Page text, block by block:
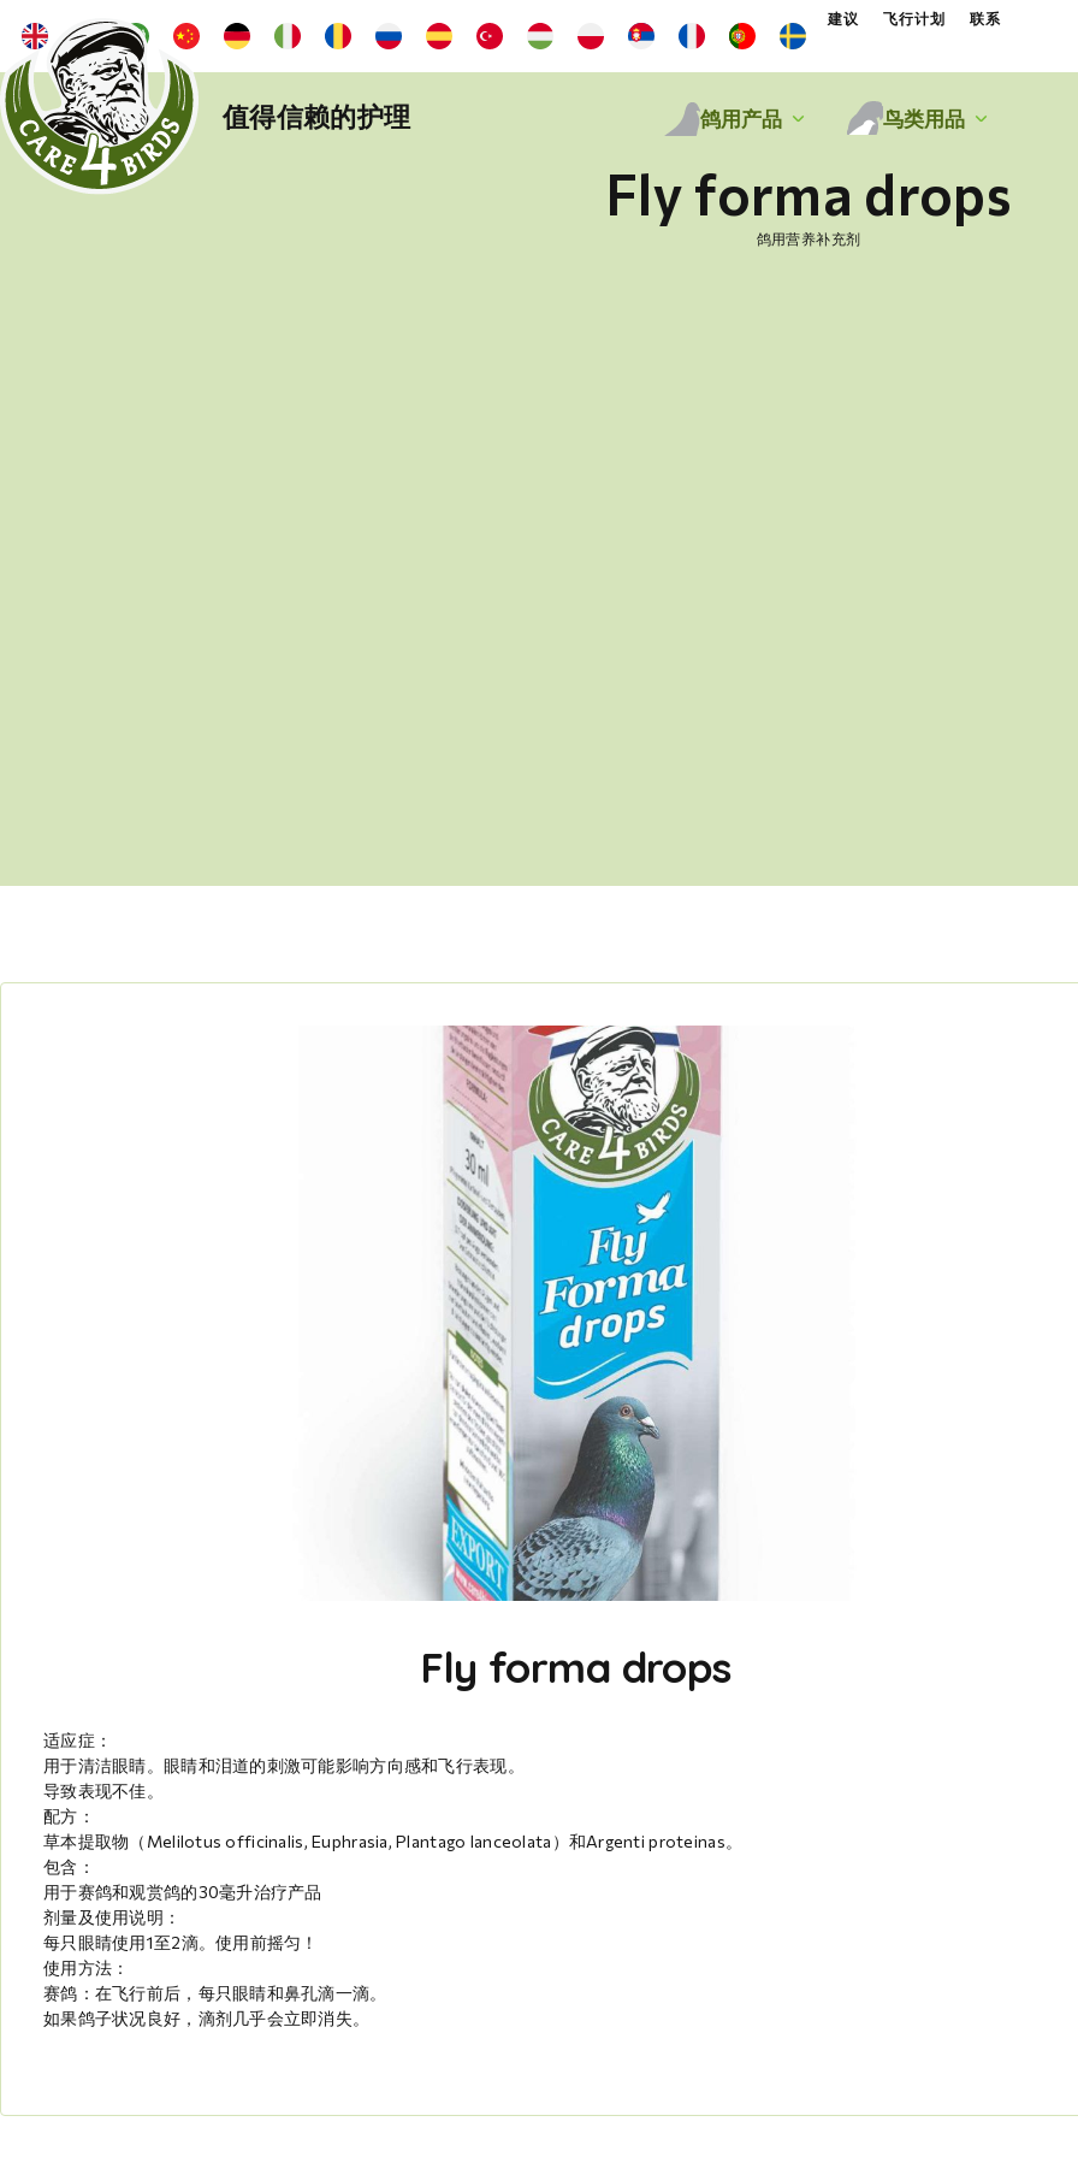
建议 飞行计划 联系
值得信赖的护理 鸽用产品 鸟类用品
Fly forma drops
鸽用营养补充剂
Fly forma drops
适应症：
用于清洁眼睛。眼睛和泪道的刺激可能影响方向感和飞行表现。
导致表现不佳。
配方：
草本提取物（Melilotus officinalis, Euphrasia, Plantago lanceolata）和Argenti proteinas。
包含：
用于赛鸽和观赏鸽的30毫升治疗产品
剂量及使用说明：
每只眼睛使用1至2滴。使用前摇匀！
使用方法：
赛鸽：在飞行前后，每只眼睛和鼻孔滴一滴。
如果鸽子状况良好，滴剂几乎会立即消失。